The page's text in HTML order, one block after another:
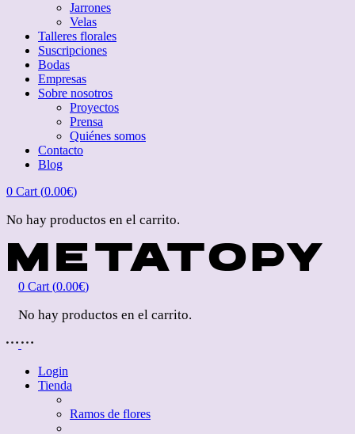
Jarrones
Velas
Talleres florales
Suscripciones
Bodas
Empresas
Sobre nosotros
Proyectos
Prensa
Quiénes somos
Contacto
Blog
0 Cart (0.00€)
No hay productos en el carrito.
0 Cart (0.00€)
No hay productos en el carrito.
Login
Tienda
Ramos de flores